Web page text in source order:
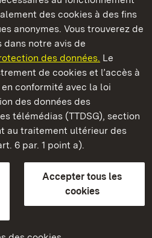
des cookies à des fins
anonymes. Vous trouverez de
notre avis de
des données. Le
de cookies et l’accès à
conformité avec la loi
des données des
télémédias (TTDSG), section
au traitement ultérieur des
6 par. 1 point a).
Accepter tous les
cookies
du Bade-Wurtemberg
légalesProtection des données